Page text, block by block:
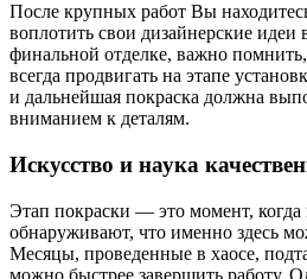
После крупных работ Вы
воплотить свои дизайнерские идеи
финальной отделке, важно
всегда продвигать на этапе
и дальнейшая покраска должна
вниманием к деталям.
Искусство и наука
Этап покраски — это момент, когда
обнаруживают, что именно здесь
Месяцы, проведенные в хаосе,
можно быстрее завершить работу.